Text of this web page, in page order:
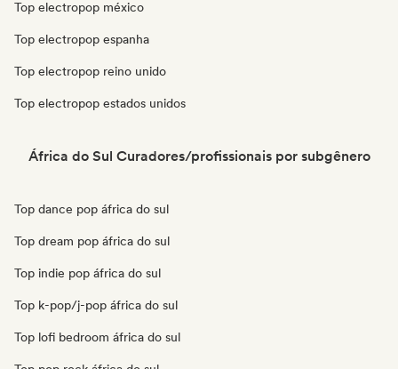
Top electropop méxico
Top electropop espanha
Top electropop reino unido
Top electropop estados unidos
África do Sul Curadores/profissionais por subgênero
Top dance pop áfrica do sul
Top dream pop áfrica do sul
Top indie pop áfrica do sul
Top k-pop/j-pop áfrica do sul
Top lofi bedroom áfrica do sul